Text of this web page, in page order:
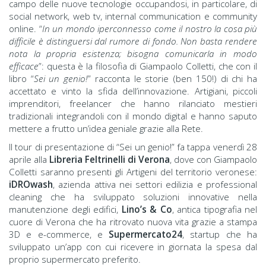
campo delle nuove tecnologie occupandosi, in particolare, di
social network, web tv, internal communication e community
online. “In un mondo iperconnesso come il nostro la cosa più
difficile è distinguersi dal rumore di fondo. Non basta rendere
nota la propria esistenza; bisogna comunicarla in modo
efficace”: questa è la filosofia di Giampaolo Colletti, che con il
libro “Sei un genio!” racconta le storie (ben 150!) di chi ha
accettato e vinto la sfida dell’innovazione. Artigiani, piccoli
imprenditori, freelancer che hanno rilanciato mestieri
tradizionali integrandoli con il mondo digital e hanno saputo
mettere a frutto un’idea geniale grazie alla Rete.
Il tour di presentazione di “Sei un genio!” fa tappa venerdì 28
aprile alla Libreria Feltrinelli di Verona, dove con Giampaolo
Colletti saranno presenti gli Artigeni del territorio veronese:
iDROwash, azienda attiva nei settori edilizia e professional
cleaning che ha sviluppato soluzioni innovative nella
manutenzione degli edifici, Lino’s & Co, antica tipografia nel
cuore di Verona che ha ritrovato nuova vita grazie a stampa
3D e e-commerce, e Supermercato24, startup che ha
sviluppato un’app con cui ricevere in giornata la spesa dal
proprio supermercato preferito.